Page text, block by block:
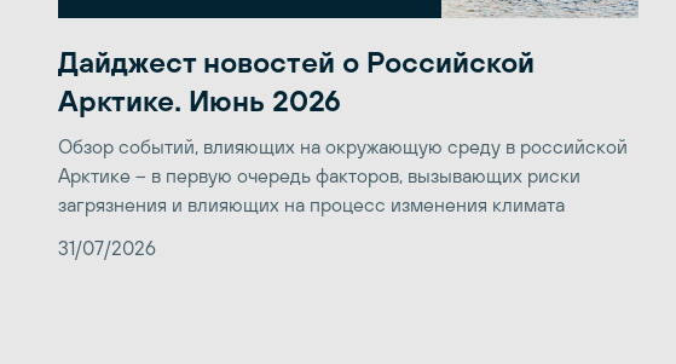
Дайджест новостей о Российской
Арктике. Июнь 2026
Обзор событий, влияющих на окружающую среду в российской
Арктике – в первую очередь факторов, вызывающих риски
загрязнения и влияющих на процесс изменения климата
31/07/2026